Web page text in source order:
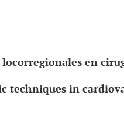
en
techniques in